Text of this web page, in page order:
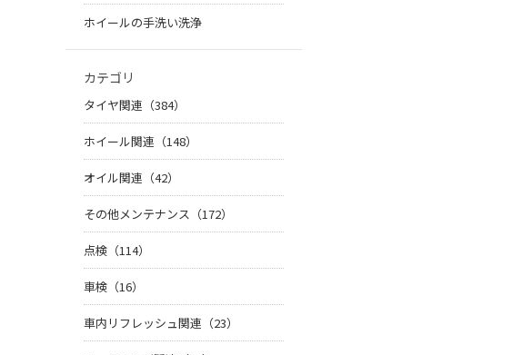
ホイールの手洗い洗浄
カテゴリ
タイヤ関連（384）
ホイール関連（148）
オイル関連（42）
その他メンテナンス（172）
点検（114）
車検（16）
車内リフレッシュ関連（23）